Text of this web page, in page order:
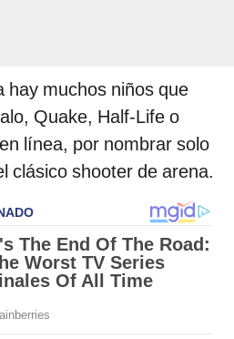
hay muchos niños que
Quake, Half-Life o
línea, por nombrar solo
clásico shooter de arena.